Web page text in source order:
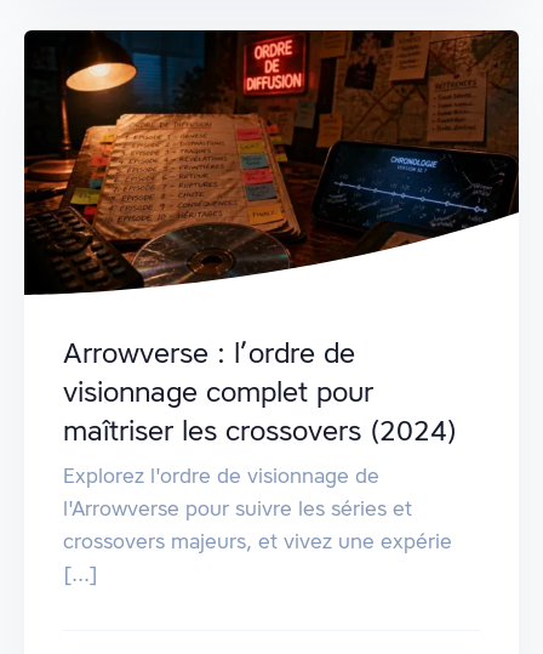
Arrowverse : l’ordre de
visionnage complet pour
maîtriser les crossovers (2024)
Explorez l'ordre de visionnage de
l'Arrowverse pour suivre les séries et
crossovers majeurs, et vivez une expérie
[...]